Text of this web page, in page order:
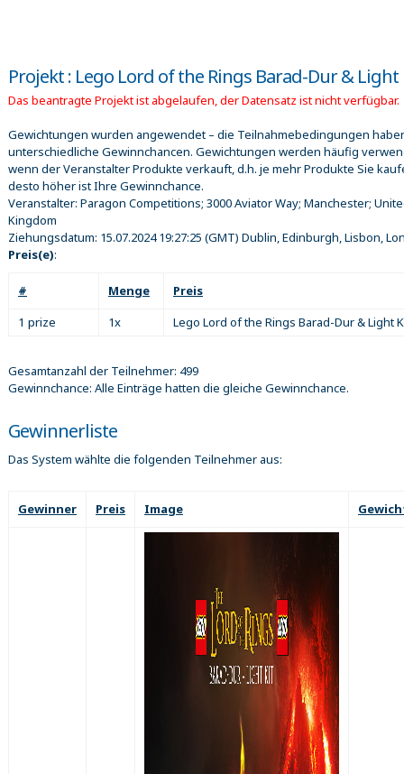
Projekt : Lego Lord of the Rings Barad-Dur & Light
Das beantragte Projekt ist abgelaufen, der Datensatz ist nicht verfügbar.
Gewichtungen wurden angewendet – die Teilnahmebedingungen
unterschiedliche Gewinnchancen. Gewichtungen werden häufig
wenn der Veranstalter Produkte verkauft, d.h. je mehr Produkte Sie
desto höher ist Ihre Gewinnchance.
Veranstalter: Paragon Competitions; 3000 Aviator Way; Manchester;
Kingdom
Ziehungsdatum: 15.07.2024 19:27:25 (GMT) Dublin, Edinburgh, Lisbon,
Preis(e):
# Menge
Preis
1 prize
1x Lego Lord of the Rings Barad-Dur & Light
Gesamtanzahl der Teilnehmer: 499
Gewinnchance: Alle Einträge hatten die gleiche Gewinnchance.
Gewinnerliste
Das System wählte die folgenden Teilnehmer aus:
Gewinner Preis Image